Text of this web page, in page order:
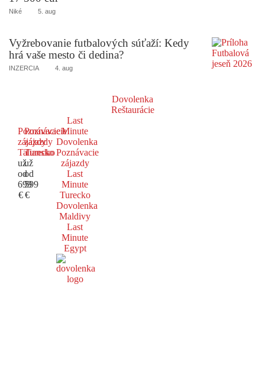
Niké 5. aug
Vyžrebovanie futbalových súťaží: Kedy
hrá vaše mesto či dedina?
INZERCIA 4. aug
Dovolenka
Reštaurácie
Poznávacie
zájazdy
Taliansko
už
od
699
€
Poznávacie
zájazdy
Turecko
už
od
599
€
Last
Minute
Dovolenka
Poznávacie
zájazdy
Last
Minute
Turecko
Dovolenka
Maldivy
Last
Minute
Egypt